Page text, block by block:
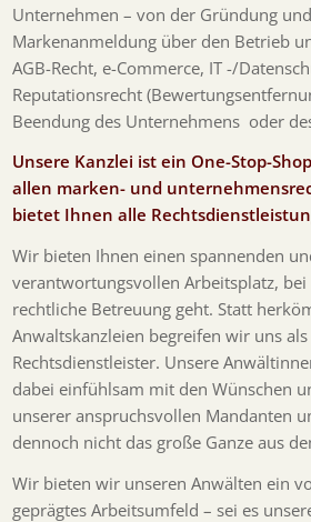
Unternehmen – von der Gründung
Markenanmeldung über den Betrieb
AGB-Recht, e-Commerce, IT -/
Reputationsrecht
Beendung des Unternehmens oder
Unsere Kanzlei ist ein One-Stop-
allen marken- und
bietet Ihnen alle
Wir bieten Ihnen einen spannenden
verantwortungsvollen Arbeitsplatz,
rechtliche Betreuung geht. Statt
Anwaltskanzleien begreifen wir uns
Rechtsdienstleister. Unsere
dabei einfühlsam mit den Wünschen
unserer anspruchsvollen Mandanten
dennoch nicht das große Ganze aus
Wir bieten wir unseren Anwälten ein
geprägtes Arbeitsumfeld – sei es